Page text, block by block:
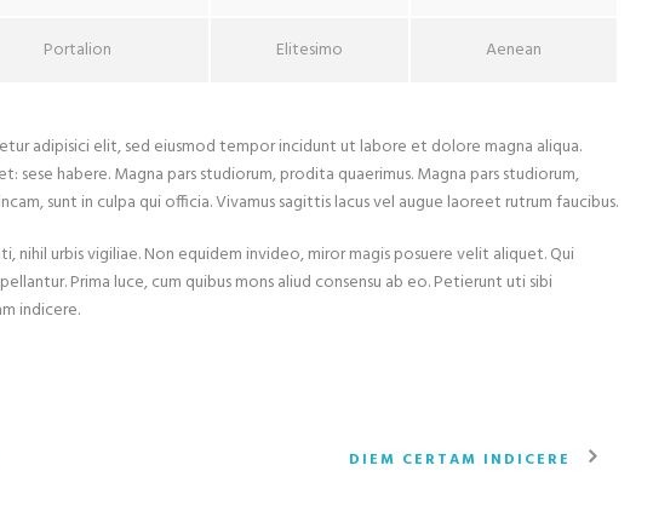
Portalion Elitesimo Aenean
adipisici elit, sed eiusmod tempor incidunt ut labore et dolore magna aliqua.
sese habere. Magna pars studiorum, prodita quaerimus. Magna pars studiorum,
sunt in culpa qui officia. Vivamus sagittis lacus vel augue laoreet rutrum faucibus.
nihil urbis vigiliae. Non equidem invideo, miror magis posuere velit aliquet. Qui
Prima luce, cum quibus mons aliud consensu ab eo. Petierunt uti sibi
indicere.
DIEM CERTAM INDICERE